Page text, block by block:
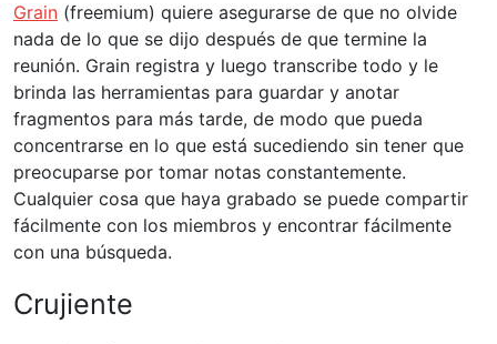
Grain (freemium) quiere asegurarse de que no olvide
nada de lo que se dijo después de que termine la
reunión. Grain registra y luego transcribe todo y le
brinda las herramientas para guardar y anotar
fragmentos para más tarde, de modo que pueda
concentrarse en lo que está sucediendo sin tener que
preocuparse por tomar notas constantemente.
Cualquier cosa que haya grabado se puede compartir
fácilmente con los miembros y encontrar fácilmente
con una búsqueda.
Crujiente